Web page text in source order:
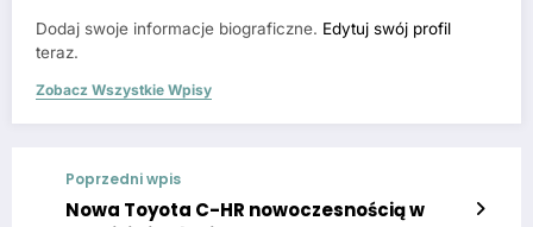
Dodaj swoje informacje biograficzne. Edytuj swój profil
teraz.
Zobacz Wszystkie Wpisy
Poprzedni wpis
Nowa Toyota C-HR nowoczesnością w